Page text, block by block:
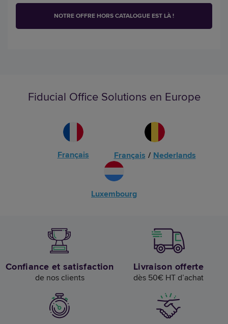
NOTRE OFFRE HORS CATALOGUE EST LÀ !
Fiducial Office Solutions en Europe
Français Français / Nederlands
Luxembourg
Confiance et satisfaction
de nos clients
Livraison offerte
dès 50€ HT d’achat